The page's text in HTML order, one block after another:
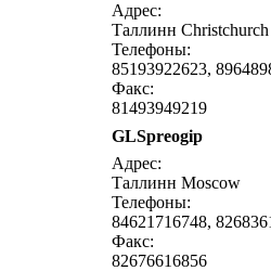
Адрес:
Таллинн Christchurch
Телефоны:
85193922623,
Факс:
81493949219
GLSpreogip
Адрес:
Таллинн Moscow
Телефоны:
84621716748,
Факс:
82676616856